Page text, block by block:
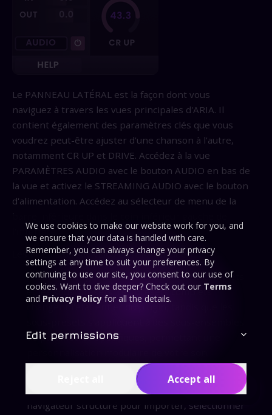
Contents
Le PANNEAU LATÉRAL est la façon dont vous
naviguez à travers les vues principales d'ARIA. Il
contient également des paramètres clés que vous
voudrez peut-être ajuster d'une chanson à l'autre,
notamment CR UP et DRIVE. Accédez à la vue
PARAMÈTRES AUDIO avec le bouton AUDIO en bas de
la vue et activez le STREAMING AUDIO avec le bouton
d'alimentation. Accédez au sélecteur de menu de la
l'interface.
Les VUES DU PANNEAU LATÉRAL incluent :
PRESET :Naviguez à travers les presets complets
et les sous-presets. Les presets complets
changent l'état entier du plugin, tandis que les
de paramètres spécifiques, permettant une
Accédez et gérez les profils auditifs et les
fichiers de convolution. Cette vue fournit un
navigateur structuré pour importer, sélectionner
We use cookies to make our website work for you, and
we ensure that your data is handled with care.
Remember, you can always change your privacy
settings at any time to suit your preferences. By
continuing to use our site, you consent to our use of
cookies. Want to dive deeper? Check out our Terms
and Privacy Policyfor all the details.
Edit permissions
Accept all